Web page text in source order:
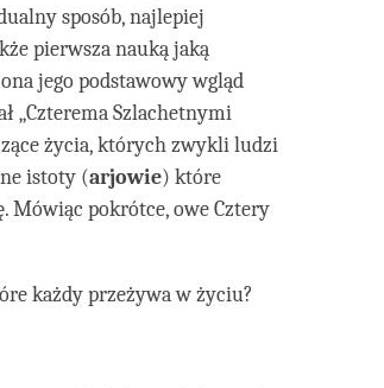
sposób, najlepiej
pierwsza nauką jaką
jego podstawowy wgląd
„Czterema Szlachetnymi
życia, których zwykli ludzi
istoty (arjowie) które
Mówiąc pokrótce, owe Cztery
każdy przeżywa w życiu?